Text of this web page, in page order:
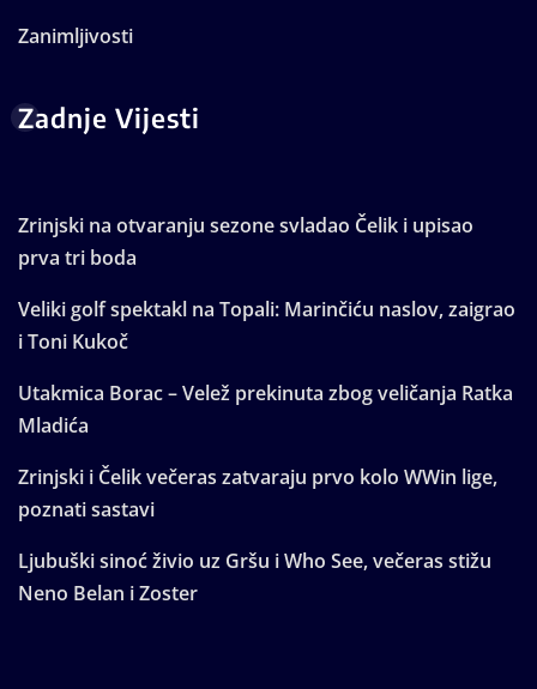
Zanimljivosti
Zadnje Vijesti
Zrinjski na otvaranju sezone svladao Čelik i upisao
prva tri boda
Veliki golf spektakl na Topali: Marinčiću naslov, zaigrao
i Toni Kukoč
Utakmica Borac – Velež prekinuta zbog veličanja Ratka
Mladića
Zrinjski i Čelik večeras zatvaraju prvo kolo WWin lige,
poznati sastavi
Ljubuški sinoć živio uz Gršu i Who See, večeras stižu
Neno Belan i Zoster